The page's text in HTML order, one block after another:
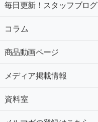
毎日更新！スタッフブログ
コラム
商品動画ページ
メディア掲載情報
資料室